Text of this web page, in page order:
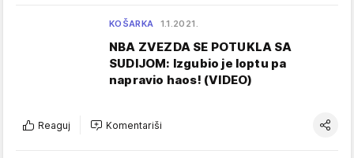
KOŠARKA 1.1.2021.
NBA ZVEZDA SE POTUKLA SA
SUDIJOM: Izgubio je loptu pa
napravio haos! (VIDEO)
Reaguj Komentariši